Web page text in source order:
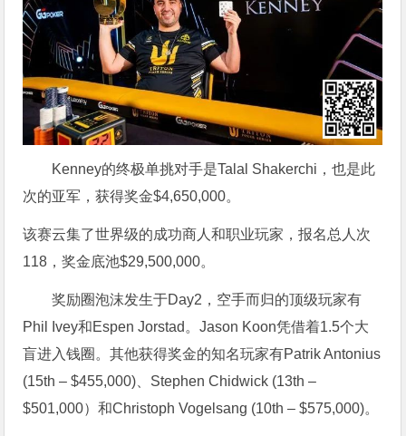
Kenney的终极单挑对手是Talal Shakerchi，也是此
次的亚军，获得奖金$4,650,000。
该赛云集了世界级的成功商人和职业玩家，报名总人次
118，奖金底池$29,500,000。
奖励圈泡沫发生于Day2，空手而归的顶级玩家有
Phil Ivey和Espen Jorstad。Jason Koon凭借着1.5个大
盲进入钱圈。其他获得奖金的知名玩家有Patrik Antonius
(15th – $455,000)、Stephen Chidwick (13th –
$501,000）和Christoph Vogelsang (10th – $575,000)。